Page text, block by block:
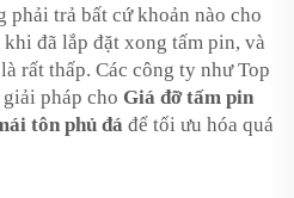
trả bất cứ khoản nào cho
đã lắp đặt xong tấm pin, và
rất thấp. Các công ty như Top
pháp cho Giá đỡ tấm pin
tôn phủ đá để tối ưu hóa quá